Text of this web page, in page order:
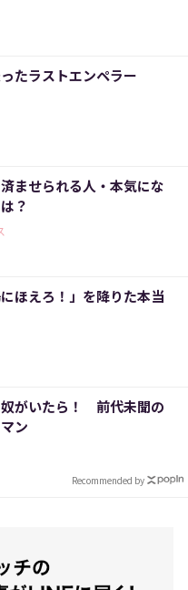
たラストエンペラー
ませられる人・本気にな
？
ほえろ！」を降りた本当
がいたら！ 前代未聞の
ン
Recommended by